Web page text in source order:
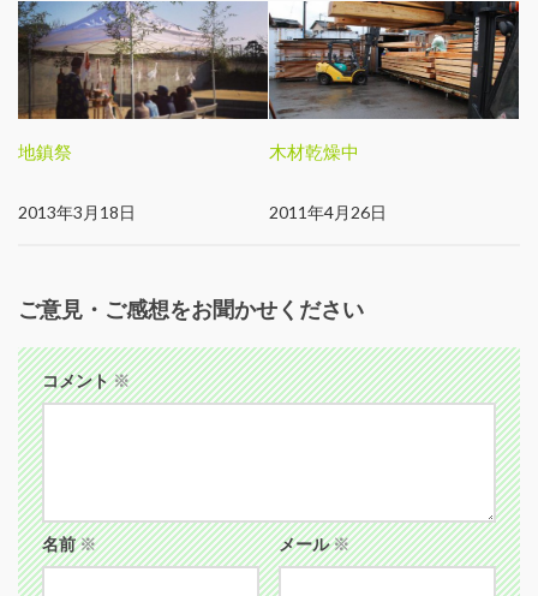
地鎮祭
2013年3月18日
木材乾燥中
2011年4月26日
ご意見・ご感想をお聞かせください
コメント※
名前※ メール※